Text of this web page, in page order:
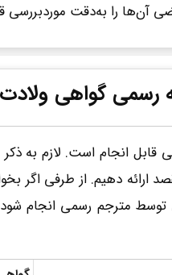
آن‌ها را به‌دقت
رسمی گواهی ولادت
قابل انجام است. لازم
دهیم. از طرفی اگر
مترجم رسمی انجام